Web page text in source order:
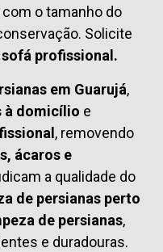
com o tamanho do
Solicite
profissional.
em Guarujá,
à domicílio e
, removendo
ácaros e
a qualidade do
de persianas perto
de persianas,
e duradouras.